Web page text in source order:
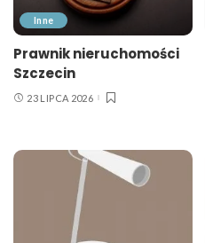
Inne
Prawnik nieruchomości
Szczecin
23 LIPCA 2026